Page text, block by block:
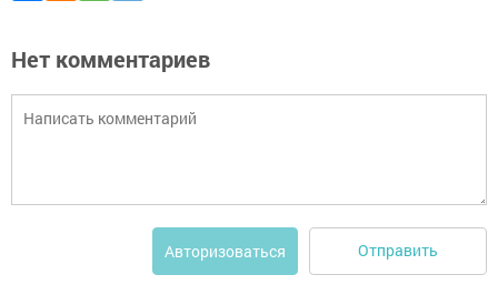
Нет комментариев
Авторизоваться Отправить